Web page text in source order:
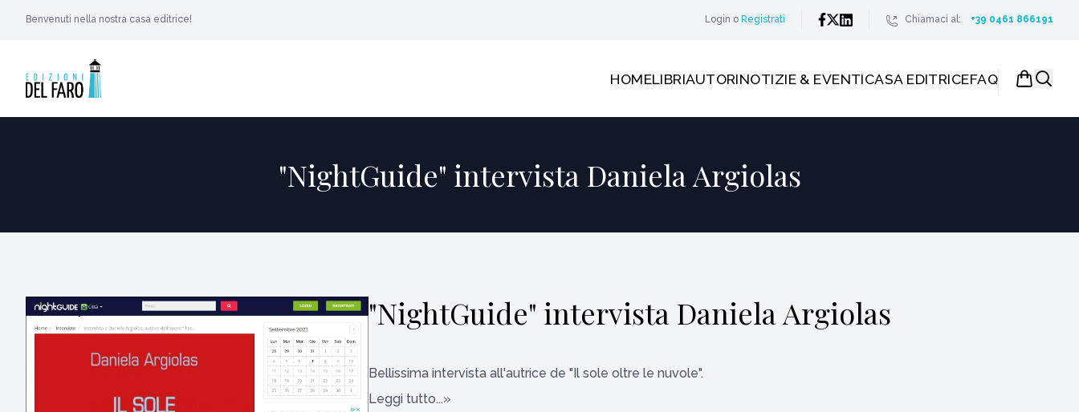
Benvenuti nella nostra casa editrice! Login o Registrati Chiamaci al: +39 0461 866191
HOMELIBRIAUTORINOTIZIE & EVENTICASA EDITRICEFAQ
"NightGuide" intervista Daniela Argiolas
"NightGuide" intervista Daniela Argiolas
Bellissima intervista all'autrice de "Il sole oltre le nuvole".
Leggi tutto...»